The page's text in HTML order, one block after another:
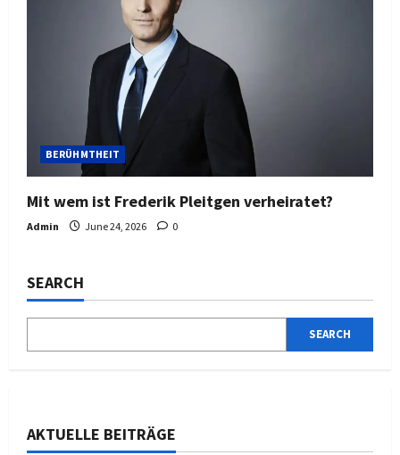
BERÜHMTHEIT
Mit wem ist Frederik Pleitgen verheiratet?
Admin June 24, 2026 0
SEARCH
SEARCH
AKTUELLE BEITRÄGE